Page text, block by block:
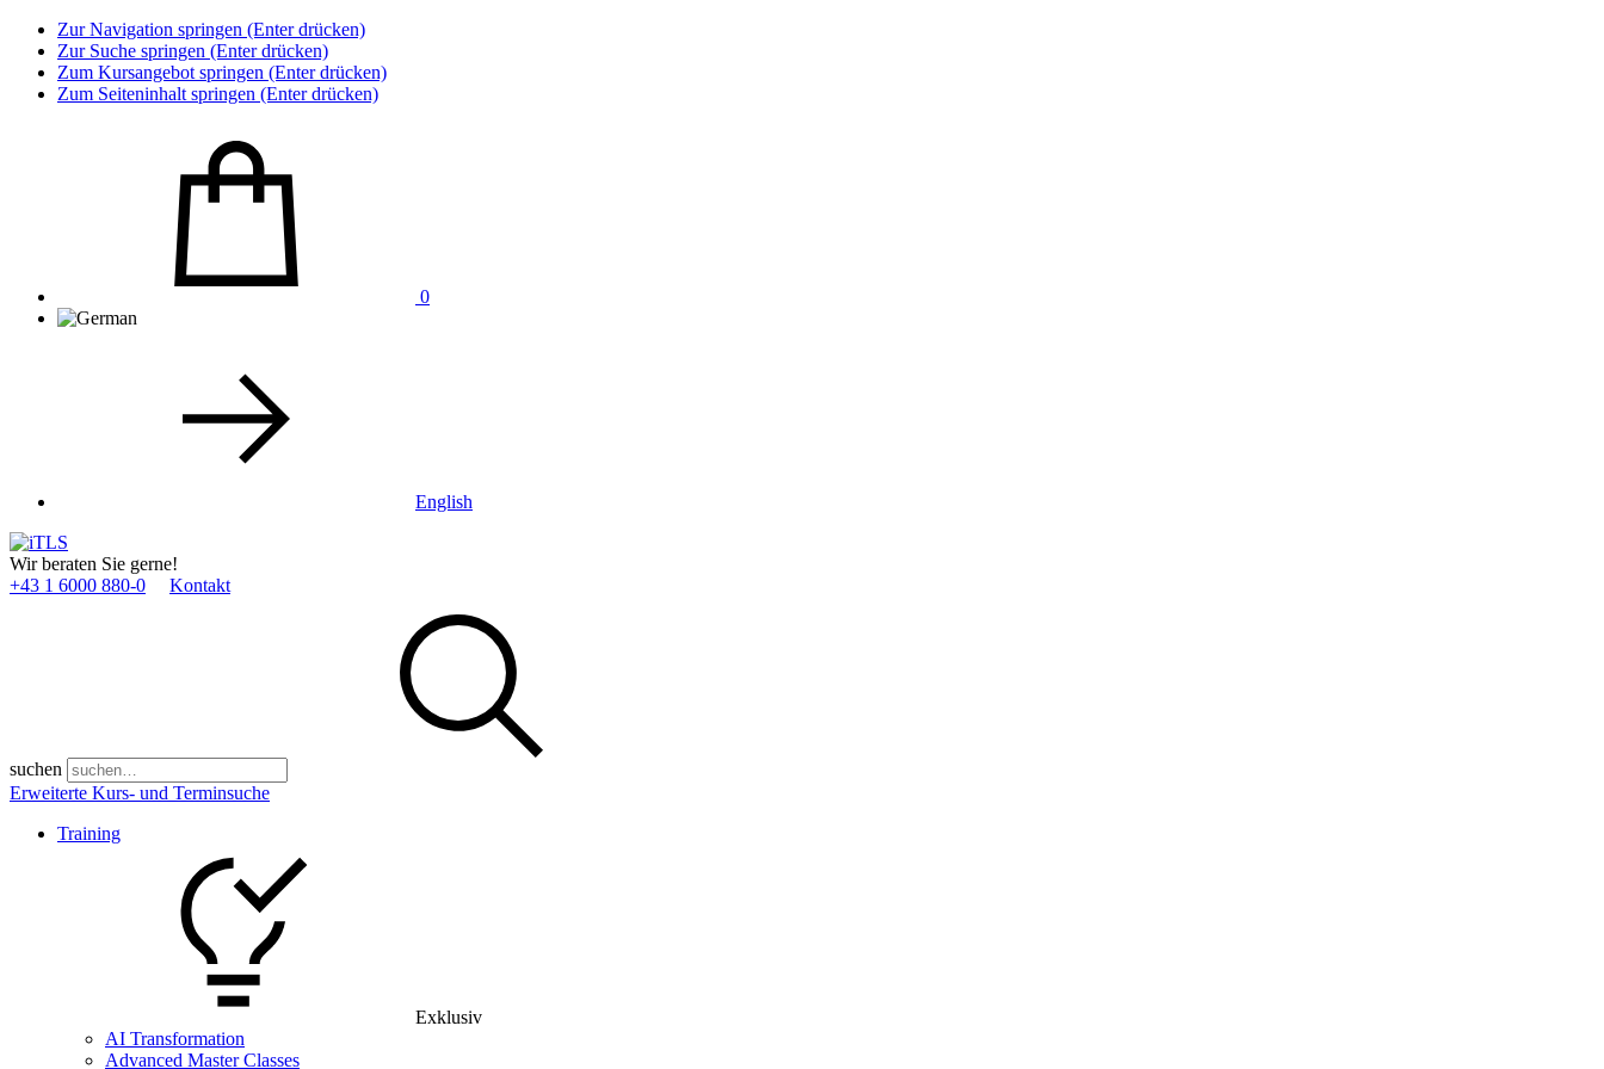
Zur Navigation springen (Enter drücken)
Zur Suche springen (Enter drücken)
Zum Kursangebot springen (Enter drücken)
Zum Seiteninhalt springen (Enter drücken)
0
English
Wir beraten Sie gerne!
+43 1 6000 880­-0
Kontakt
suchen
Erweiterte Kurs- und Terminsuche
Training
Exklusiv
AI Transformation
Advanced Master Classes